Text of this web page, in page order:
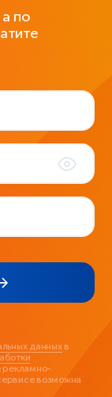
а по
данныхв
рекламно-
возможна